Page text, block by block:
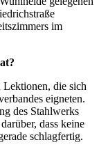
im
Lektionen, die sich
eigneten.
des Stahlwerks
dass keine
schlagfertig.